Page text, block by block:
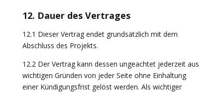
12. Dauer des Vertrages
12.1 Dieser Vertrag endet grundsätzlich mit dem
Abschluss des Projekts.
12.2 Der Vertrag kann dessen ungeachtet jederzeit aus
wichtigen Gründen von jeder Seite ohne Einhaltung
einer Kündigungsfrist gelöst werden. Als wichtiger